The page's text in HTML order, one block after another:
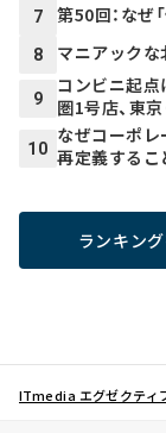
7 第50回：なぜ
8 マニアックな
9
コンビニ起
圏1号店、東
10
なぜコーポレ
再定義する
ランキン
ITmedia エグゼクティ